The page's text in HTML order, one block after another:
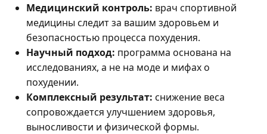
Медицинский контроль: врач спортивной
медицины следит за вашим здоровьем и
безопасностью процесса похудения.
Научный подход: программа основана на
исследованиях, а не на моде и мифах о
похудении.
Комплексный результат: снижение веса
сопровождается улучшением здоровья,
выносливости и физической формы.